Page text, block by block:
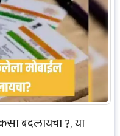
बदलायचा ?, या